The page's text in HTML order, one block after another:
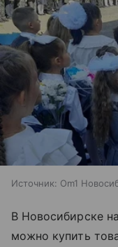
Источник: Om1
В Новосибирске
можно купить